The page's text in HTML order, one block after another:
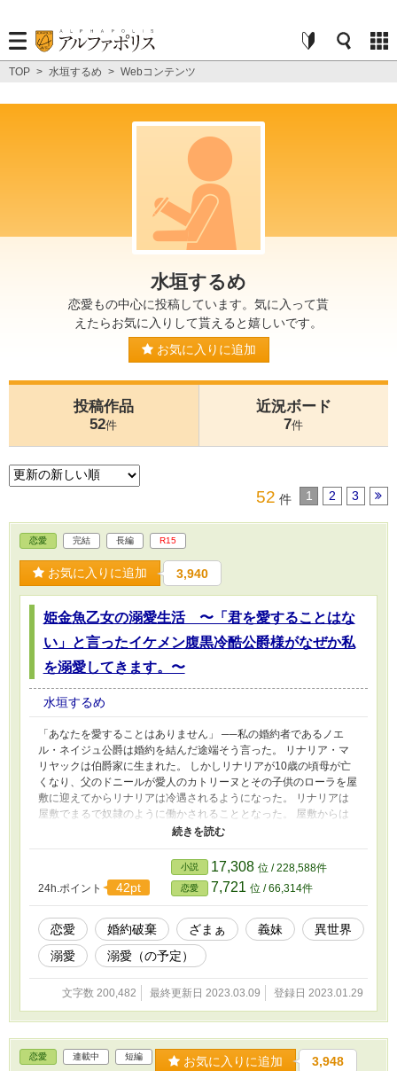
TOP > 水垣するめ > Webコンテンツ
水垣するめ
恋愛もの中心に投稿しています。気に入って貰
えたらお気に入りして貰えると嬉しいです。
お気に入りに追加
投稿作品
52件
近況ボード
7件
52 件 1 2 3
恋愛 完結 長編 R15
お気に入りに追加 3,940
姫金魚乙女の溺愛生活 〜「君を愛することはな
い」と言ったイケメン腹黒冷酷公爵様がなぜか私
を溺愛してきます。〜
水垣するめ
「あなたを愛することはありません」 ──私の婚約者であるノエ
ル・ネイジュ公爵は婚約を結んだ途端そう言った。 リナリア・マ
リヤックは伯爵家に生まれた。 しかしリナリアが10歳の頃母が亡
くなり、父のドニールが愛人のカトリーヌとその子供のローラを屋
敷に迎えてからリナリアは冷遇されるようになった。 リナリアは
屋敷でまるで奴隷のように働かされることとなった。 屋敷からは
追い出され、屋敷の外に建っているボロボロの小屋で生活をさせら
れ、食事は1日に1度だけだった。 しかしリナリアはそれに耐え続
け、7年が経った。 ある日マリヤック家に対して婚約の打診が来
た。 それはネイジュ公爵家からのものだった。 しかしネイジュ公
爵家には一番最初に婚約した女性を必ず婚約破棄する、という習慣
があり一番最初の婚約者は『生贄』と呼ばれていた。 当然ローラ
は嫌がり、リナリアを代わりに婚約させる。 そしてリナリアは見
た目だけは美しい公爵の元へと行くことになる。 名前はノエル・
ネイジュ。金髪碧眼の美しい青年だった。 公爵は「あなたのこと
いるうちに徐々に溺愛されるようになり……？ ※「小説家になろ
24h.ポイント 42pt
小説 17,308 位 / 228,588件
恋愛 7,721 位 / 66,314件
恋愛 婚約破棄 ざまぁ 義妹
異世界
溺愛
溺愛（の予定）
文字数 200,482 最終更新日 2023.03.09 登録日 2023.01.29
恋愛 連載中 短編 お気に入りに追加 3,948